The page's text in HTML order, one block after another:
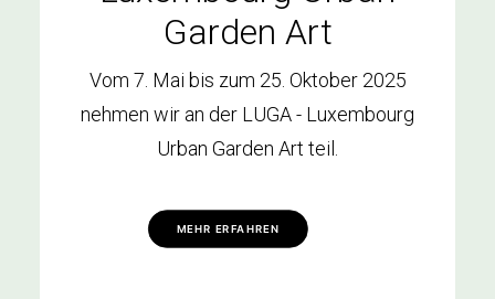
Garden Art
Vom 7. Mai bis zum 25. Oktober 2025
nehmen wir an der LUGA - Luxembourg
Urban Garden Art teil.
MEHR ERFAHREN